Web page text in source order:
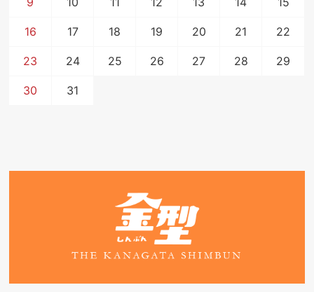
16 17 18 19 20 21 22
23 24 25 26 27 28 29
30 31